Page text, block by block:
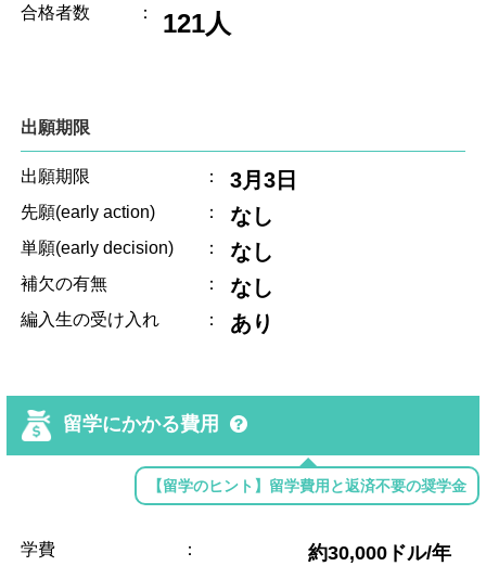
合格者数 ： 121人
出願期限
出願期限 ： 3月3日
先願(early action) ： なし
単願(early decision) ： なし
補欠の有無 ： なし
編入生の受け入れ ： あり
留学にかかる費用
【留学のヒント】留学費用と返済不要の奨学金
学費 ： 約30,000ドル/年